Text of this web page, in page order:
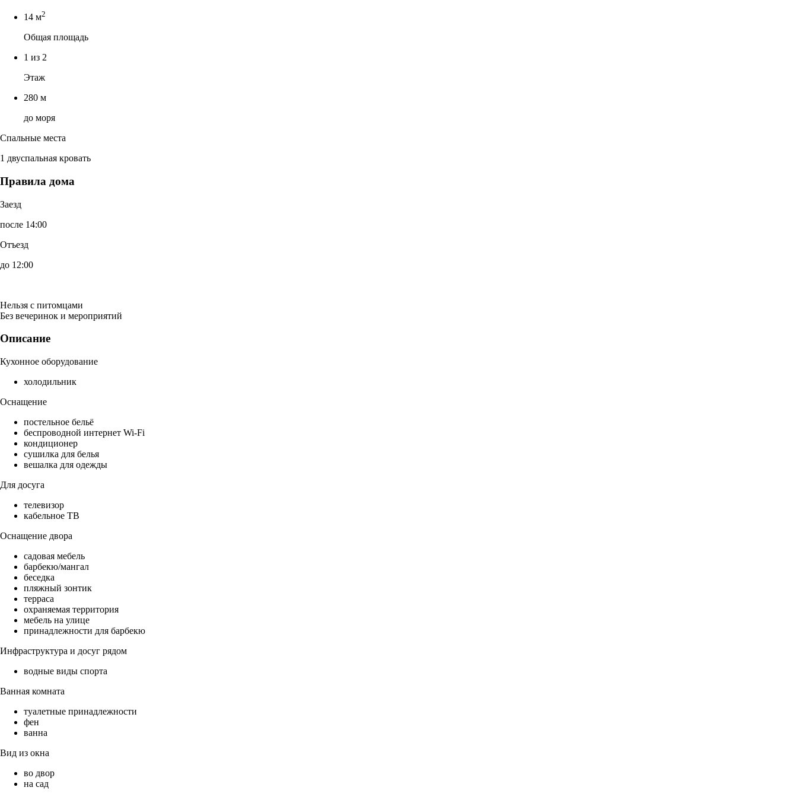
14 м2
Общая площадь
1 из 2
Этаж
280 м
до моря
Спальные места
1 двуспальная кровать
Правила дома
Заезд
после 14:00
Отъезд
до 12:00
Нельзя с питомцами
Без вечеринок и мероприятий
Описание
Кухонное оборудование
холодильник
Оснащение
постельное бельё
беспроводной интернет Wi-Fi
кондиционер
сушилка для белья
вешалка для одежды
Для досуга
телевизор
кабельное ТВ
Оснащение двора
садовая мебель
барбекю/мангал
беседка
пляжный зонтик
терраса
охраняемая территория
мебель на улице
принадлежности для барбекю
Инфраструктура и досуг рядом
водные виды спорта
Ванная комната
туалетные принадлежности
фен
ванна
Вид из окна
во двор
на сад